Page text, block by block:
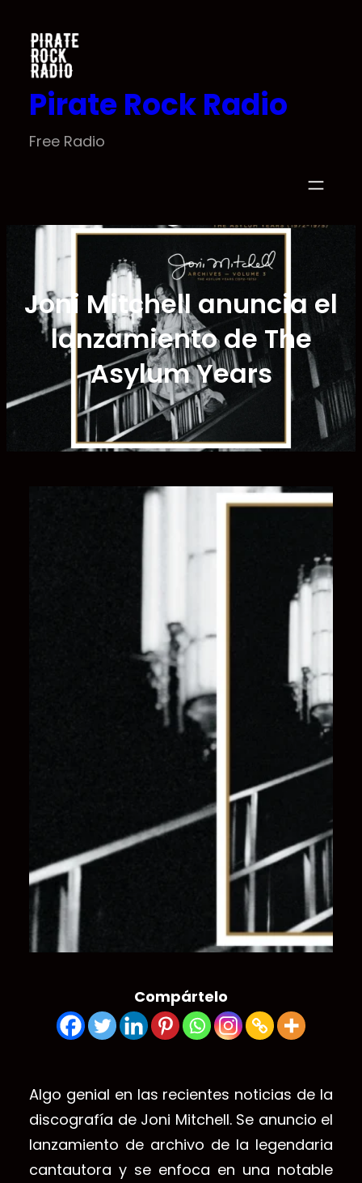
contenido
Pirate Rock Radio
Free Radio
Joni Mitchell anuncia el
lanzamiento de The
Asylum Years
Compártelo
Algo genial en las recientes noticias de la
discografía de Joni Mitchell. Se anuncio el
lanzamiento de archivo de la legendaria
cantautora y se enfoca en una notable